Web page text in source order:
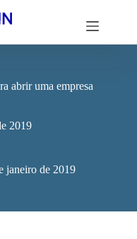
abrir uma empresa
2019
janeiro de 2019